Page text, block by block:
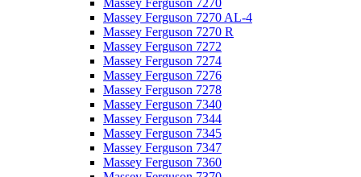
Massey Ferguson 7270
Massey Ferguson 7270 AL-4
Massey Ferguson 7270 R
Massey Ferguson 7272
Massey Ferguson 7274
Massey Ferguson 7276
Massey Ferguson 7278
Massey Ferguson 7340
Massey Ferguson 7344
Massey Ferguson 7345
Massey Ferguson 7347
Massey Ferguson 7360